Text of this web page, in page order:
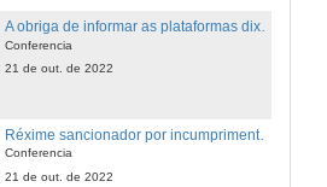
A obriga de informar as plataformas dixitais: procedemento
Conferencia
21 de out. de 2022
Conferencia
21 de out. de 2022